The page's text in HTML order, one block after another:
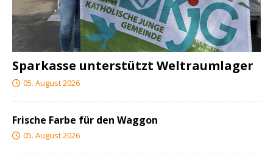
Sparkasse unterstützt Weltraumlager
05. August 2026
Frische Farbe für den Waggon
05. August 2026